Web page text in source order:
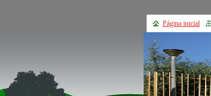
Página inicial